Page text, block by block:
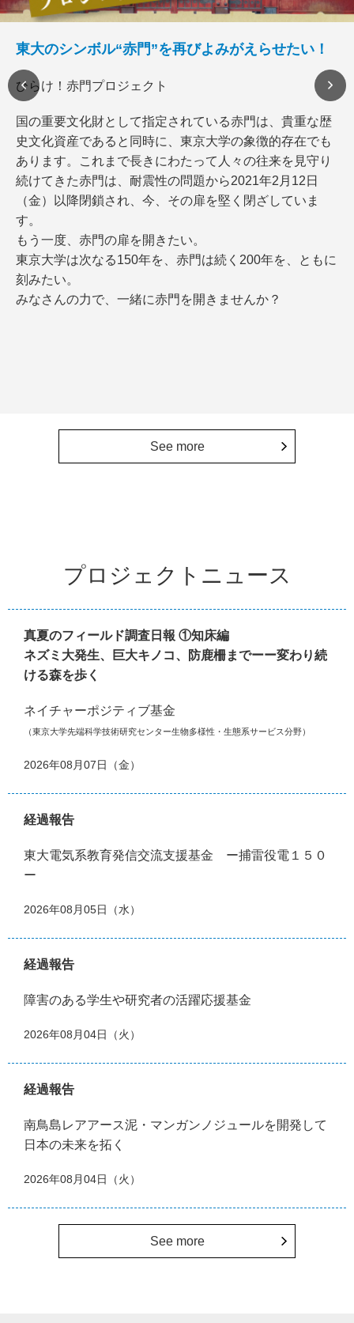
東大のシンボル“赤門”を再びよみがえらせたい！
ひらけ！赤門プロジェクト
国の重要文化財として指定されている赤門は、貴重な歴
史文化資産であると同時に、東京大学の象徴的存在でも
あります。これまで長きにわたって人々の往来を見守り
続けてきた赤門は、耐震性の問題から2021年2月12日
（金）以降閉鎖され、今、その扉を堅く閉ざしていま
す。
もう一度、赤門の扉を開きたい。
東京大学は次なる150年を、赤門は続く200年を、ともに
刻みたい。
みなさんの力で、一緒に赤門を開きませんか？
See more
プロジェクトニュース
真夏のフィールド調査日報 ①知床編
ネズミ大発生、巨大キノコ、防鹿柵までーー変わり続
ける森を歩く
ネイチャーポジティブ基金
（東京大学先端科学技術研究センター生物多様性・生態系サービス分野）
2026年08月07日（金）
経過報告
東大電気系教育発信交流支援基金 ー捕雷役電１５０
ー
2026年08月05日（水）
経過報告
障害のある学生や研究者の活躍応援基金
2026年08月04日（火）
経過報告
南鳥島レアアース泥・マンガンノジュールを開発して
日本の未来を拓く
2026年08月04日（火）
See more